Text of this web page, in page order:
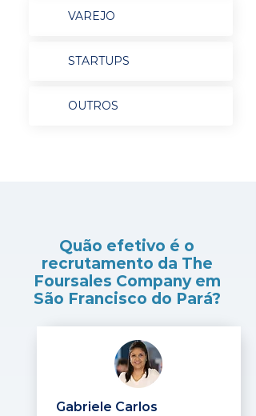
VAREJO
STARTUPS
OUTROS
Quão efetivo é o
recrutamento da The
Foursales Company em
São Francisco do Pará?
Gabriele Carlos